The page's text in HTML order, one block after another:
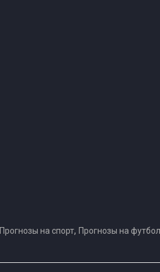
Прогнозы на спорт, Прогнозы на футбол